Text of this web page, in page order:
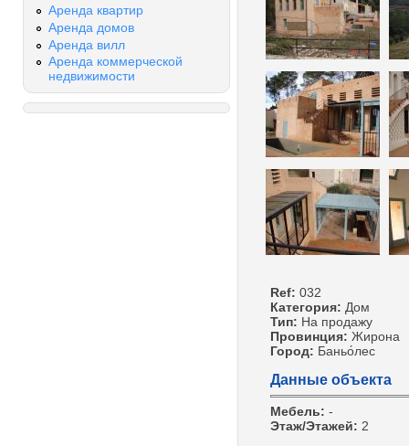
Аренда квартир
Аренда домов
Аренда вилл
Аренда коммерческой
недвижимости
Ref: 032
Категория: Дом
Тип: На продажу
Провинция: Жирона
Город: Баньо́лес
Данные объекта
Мебель: -
Этаж/Этажей: 2